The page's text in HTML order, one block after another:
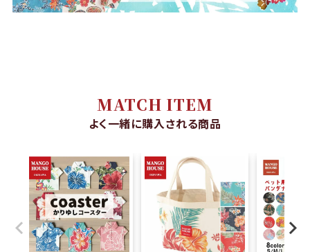
MATCH ITEM
よく一緒に購入される商品